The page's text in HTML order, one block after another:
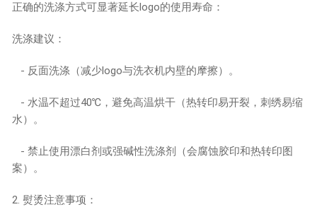
正确的洗涤方式可显著延长logo的使用寿命：
洗涤建议：
- 反面洗涤（减少logo与洗衣机内壁的摩擦）。
- 水温不超过40℃，避免高温烘干（热转印易开裂，刺绣易缩
水）。
- 禁止使用漂白剂或强碱性洗涤剂（会腐蚀胶印和热转印图
案）。
2. 熨烫注意事项：